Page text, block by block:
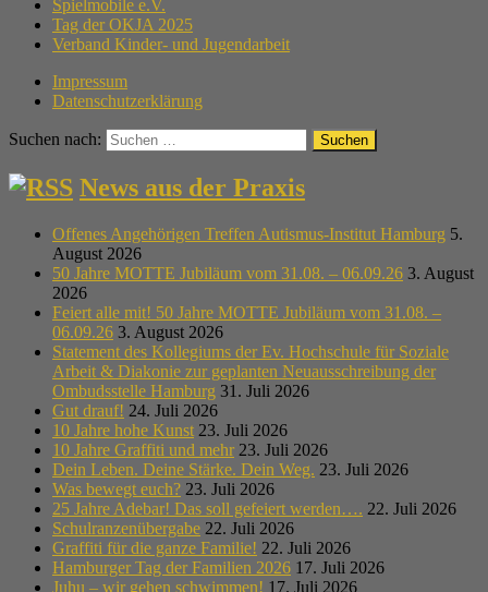
Spielmobile e.V.
Tag der OKJA 2025
Verband Kinder- und Jugendarbeit
Impressum
Datenschutzerklärung
Suchen nach:
News aus der Praxis
Offenes Angehörigen Treffen Autismus-Institut Hamburg 5.
August 2026
50 Jahre MOTTE Jubiläum vom 31.08. – 06.09.26 3. August
2026
Feiert alle mit! 50 Jahre MOTTE Jubiläum vom 31.08. –
06.09.26 3. August 2026
Statement des Kollegiums der Ev. Hochschule für Soziale
Arbeit & Diakonie zur geplanten Neuausschreibung der
Ombudsstelle Hamburg 31. Juli 2026
Gut drauf! 24. Juli 2026
10 Jahre hohe Kunst 23. Juli 2026
10 Jahre Graffiti und mehr 23. Juli 2026
Dein Leben. Deine Stärke. Dein Weg. 23. Juli 2026
Was bewegt euch? 23. Juli 2026
25 Jahre Adebar! Das soll gefeiert werden…. 22. Juli 2026
Schulranzenübergabe 22. Juli 2026
Graffiti für die ganze Familie! 22. Juli 2026
Hamburger Tag der Familien 2026 17. Juli 2026
Juhu – wir gehen schwimmen! 17. Juli 2026